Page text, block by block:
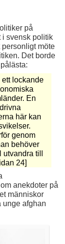
på
i svensk politik
personligt möte
Det borde
ett lockande
En
här kan
genom
behöver
till
24]
anekdoter på
människor
unge afghan